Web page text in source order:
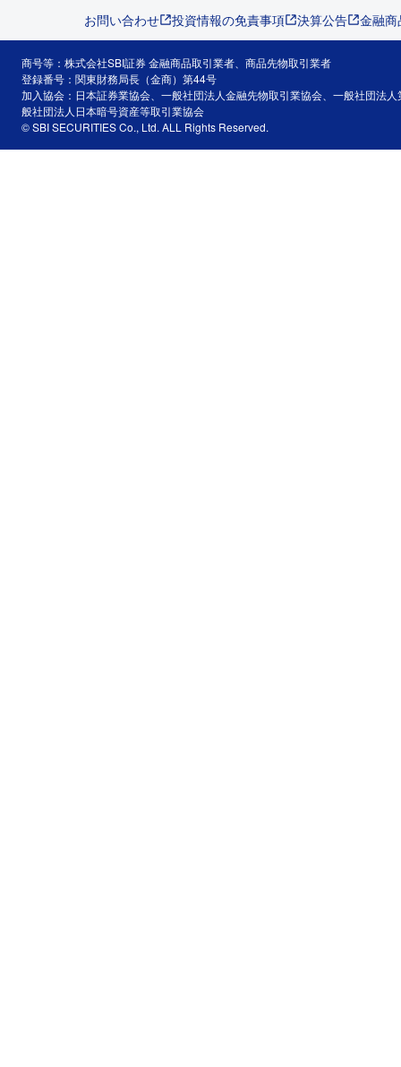
お問い合わせ 投資情報の免責事項 決算公告 金融
商号等：株式会社SBI証券 金融商品取引業者、商品先物取引業者
登録番号：関東財務局長（金商）第44号
加入協会：日本証券業協会、一般社団法人金融先物取引業協会、一般社団法
般社団法人日本暗号資産等取引業協会
© SBI SECURITIES Co., Ltd. ALL Rights Reserved.